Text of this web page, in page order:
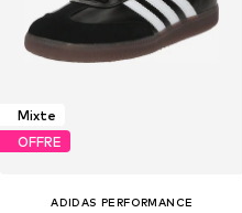
Mixte
OFFRE
ADIDAS PERFORMANCE